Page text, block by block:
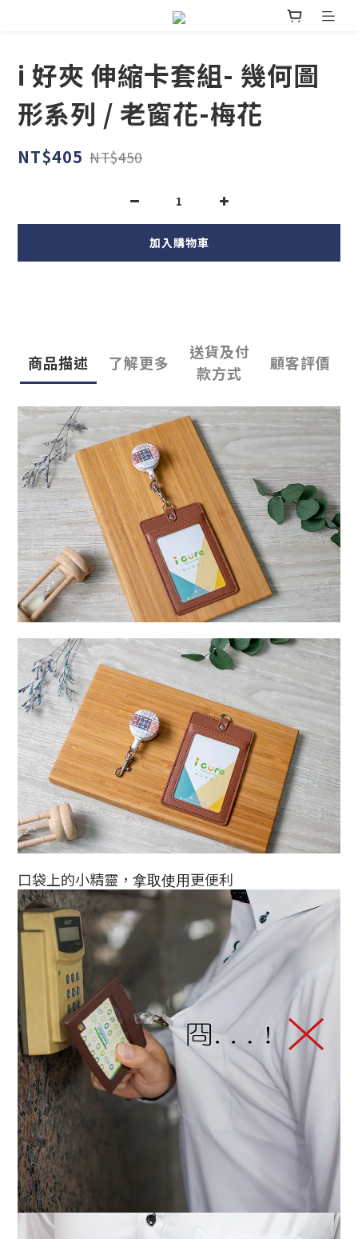
i 好夾 伸縮卡套組- 幾何圖
形系列 / 老窗花-梅花
NT$405 NT$450
加入購物車
商品描述 了解更多
送貨及付
款方式
顧客評價
口袋上的小精靈， 拿取使用更便利